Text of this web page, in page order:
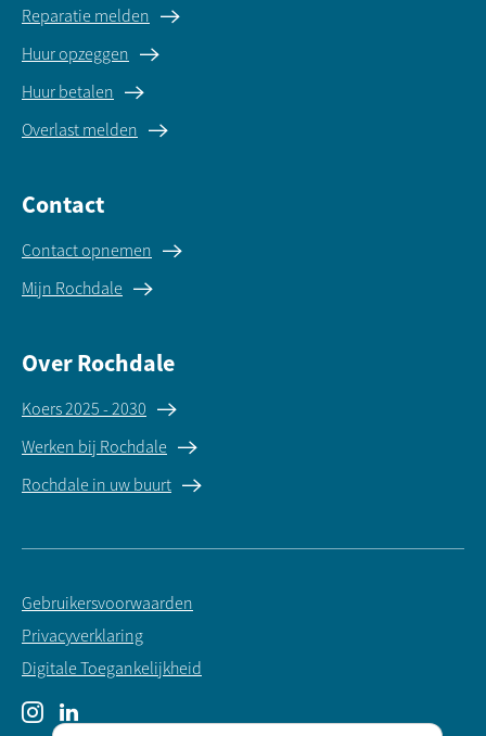
Reparatie melden
Huur opzeggen
Huur betalen
Overlast melden
Contact
Contact opnemen
Mijn Rochdale
Over Rochdale
Koers 2025 - 2030
Werken bij Rochdale
Rochdale in uw buurt
Gebruikersvoorwaarden
Privacyverklaring
Digitale Toegankelijkheid
InstagramLinkedIn